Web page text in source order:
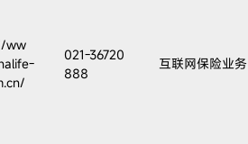
ww
021-36720
888
互联网保险业务